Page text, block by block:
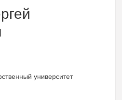
университет